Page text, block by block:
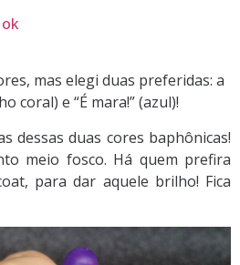
mas elegi duas preferidas: a
coral) e “É mara!” (azul)!
dessas duas cores baphônicas!
meio fosco. Há quem prefira
para dar aquele brilho! Fica